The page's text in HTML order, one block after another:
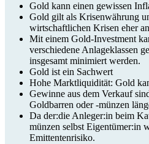
Gold kann einen gewissen
Gold gilt als Krisenwährung
wirtschaftlichen Krisen eher
Mit einem Gold-Investment
verschiedene Anlageklassen
insgesamt minimiert werden.
Gold ist ein Sachwert
Hohe Marktliquidität: Gold
Gewinne aus dem Verkauf
Goldbarren oder -münzen
Da der:die Anleger:in beim
münzen selbst Eigentümer:in
Emittentenrisiko.